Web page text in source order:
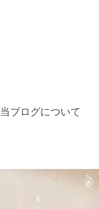
当ブログについて